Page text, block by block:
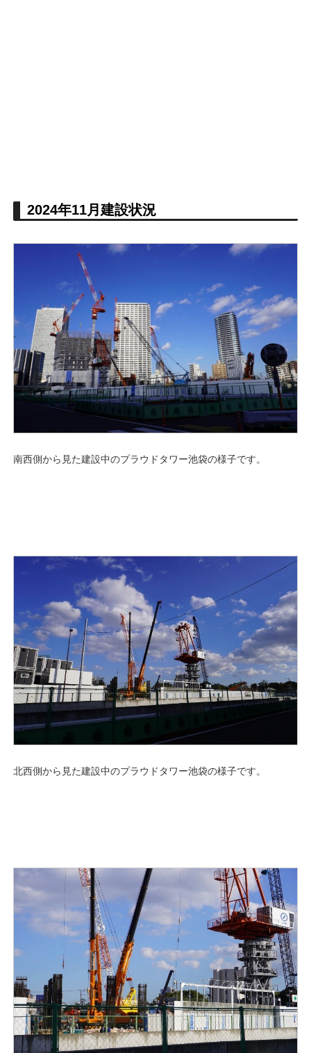
2024年11月建設状況
南西側から見た建設中のプラウドタワー池袋の様子です。
北西側から見た建設中のプラウドタワー池袋の様子です。